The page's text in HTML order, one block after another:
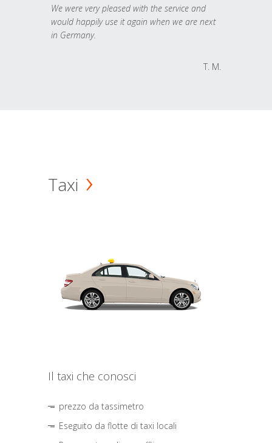
We were very pleased with the service and
would happily use it again when we are next
in Germany.
T. M.
Taxi
Il taxi che conosci
prezzo da tassimetro
Eseguito da flotte di taxi locali